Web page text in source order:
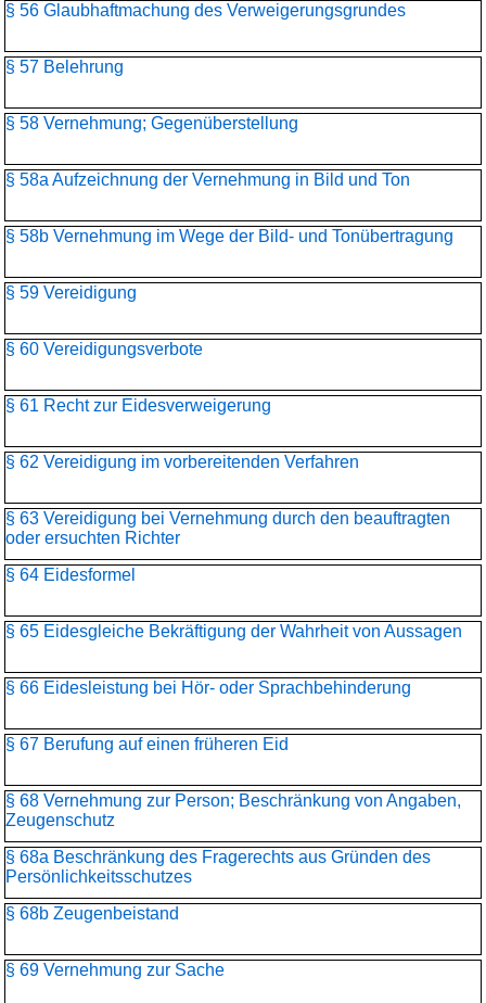
§ 56 Glaubhaftmachung des Verweigerungsgrundes
§ 57 Belehrung
§ 58 Vernehmung; Gegenüberstellung
§ 58a Aufzeichnung der Vernehmung in Bild und Ton
§ 58b Vernehmung im Wege der Bild- und Tonübertragung
§ 59 Vereidigung
§ 60 Vereidigungsverbote
§ 61 Recht zur Eidesverweigerung
§ 62 Vereidigung im vorbereitenden Verfahren
§ 63 Vereidigung bei Vernehmung durch den beauftragten
oder ersuchten Richter
§ 64 Eidesformel
§ 65 Eidesgleiche Bekräftigung der Wahrheit von Aussagen
§ 66 Eidesleistung bei Hör- oder Sprachbehinderung
§ 67 Berufung auf einen früheren Eid
§ 68 Vernehmung zur Person; Beschränkung von Angaben,
Zeugenschutz
§ 68a Beschränkung des Fragerechts aus Gründen des
Persönlichkeitsschutzes
§ 68b Zeugenbeistand
§ 69 Vernehmung zur Sache